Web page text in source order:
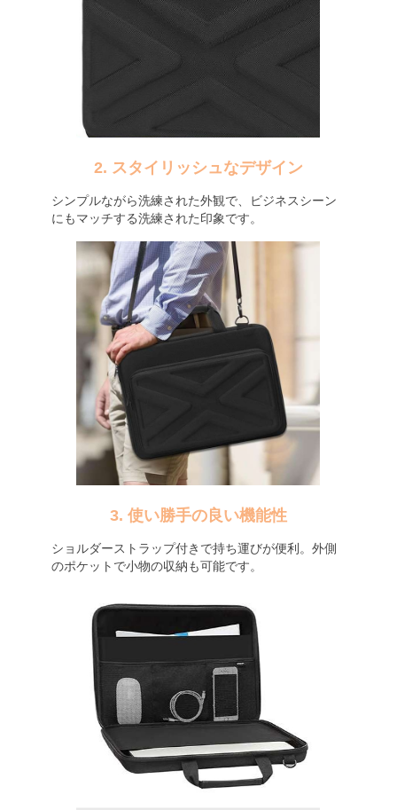
2. スタイリッシュなデザイン
シンプルながら洗練された外観で、ビジネスシーン
にもマッチする洗練された印象です。
3. 使い勝手の良い機能性
ショルダーストラップ付きで持ち運びが便利。外側
のポケットで小物の収納も可能です。